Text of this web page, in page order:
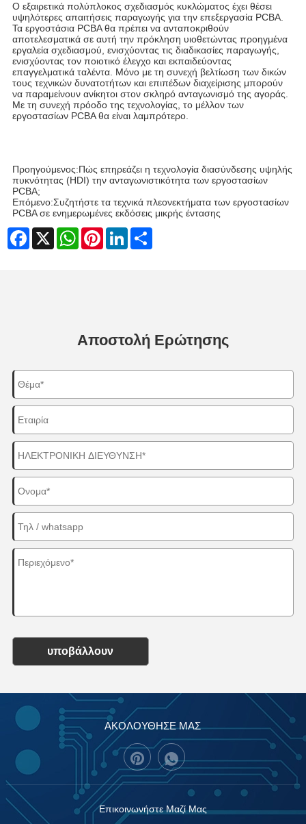
Ο εξαιρετικά πολύπλοκος σχεδιασμός κυκλώματος έχει θέσει
υψηλότερες απαιτήσεις παραγωγής για την επεξεργασία PCBA.
Τα εργοστάσια PCBA θα πρέπει να ανταποκριθούν
αποτελεσματικά σε αυτή την πρόκληση υιοθετώντας προηγμένα
εργαλεία σχεδιασμού, ενισχύοντας τις διαδικασίες παραγωγής,
ενισχύοντας τον ποιοτικό έλεγχο και εκπαιδεύοντας
επαγγελματικά ταλέντα. Μόνο με τη συνεχή βελτίωση των δικών
τους τεχνικών δυνατοτήτων και επιπέδων διαχείρισης μπορούν
να παραμείνουν ανίκητοι στον σκληρό ανταγωνισμό της αγοράς.
Με τη συνεχή πρόοδο της τεχνολογίας, το μέλλον των
εργοστασίων PCBA θα είναι λαμπρότερο.
Προηγούμενος:Πώς επηρεάζει η τεχνολογία διασύνδεσης υψηλής
πυκνότητας (HDI) την ανταγωνιστικότητα των εργοστασίων
PCBA;
Επόμενο:Συζητήστε τα τεχνικά πλεονεκτήματα των εργοστασίων
PCBA σε ενημερωμένες εκδόσεις μικρής έντασης
Facebook
X WhatsAppPinterestLinkedInShare
Αποστολή Ερώτησης
υποβάλλουν
ΑΚΟΛΟΥΘΗΣΕ ΜΑΣ
Επικοινωνήστε Μαζί Μας